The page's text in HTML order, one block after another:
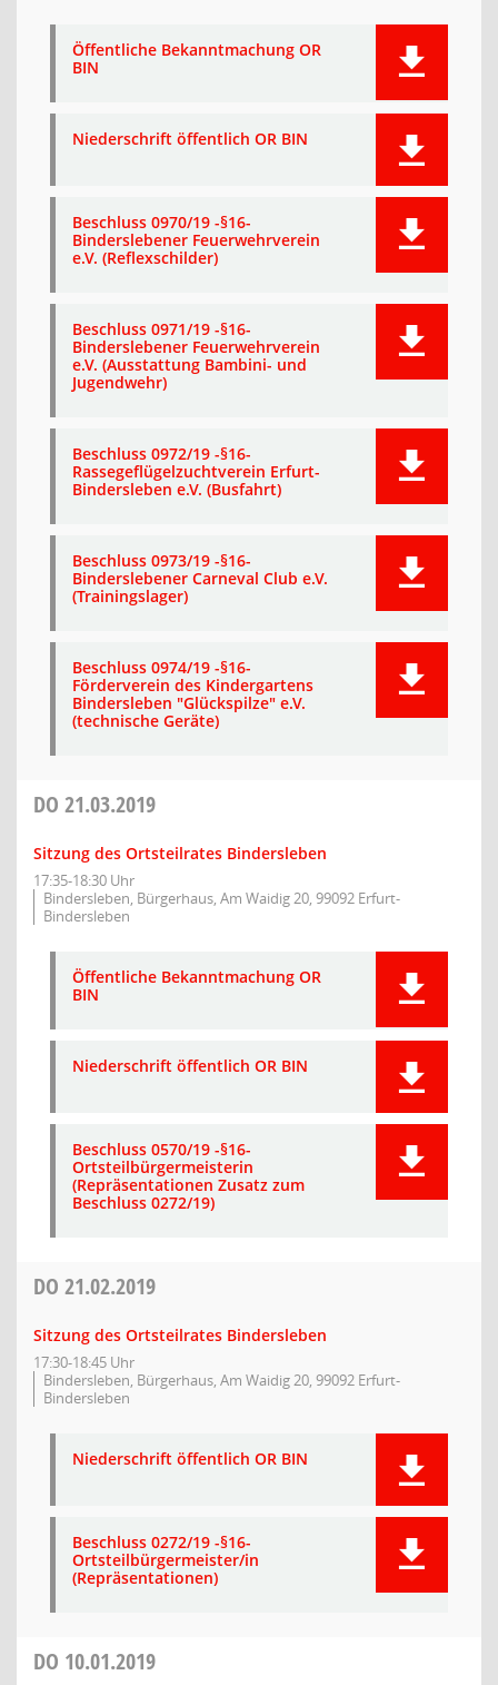
Öffentliche Bekanntmachung OR
BIN
Niederschrift öffentlich OR BIN
Beschluss 0970/19 -§16-
Binderslebener Feuerwehrverein
e.V. (Reflexschilder)
Beschluss 0971/19 -§16-
Binderslebener Feuerwehrverein
e.V. (Ausstattung Bambini- und
Jugendwehr)
Beschluss 0972/19 -§16-
Rassegeflügelzuchtverein Erfurt-
Bindersleben e.V. (Busfahrt)
Beschluss 0973/19 -§16-
Binderslebener Carneval Club e.V.
(Trainingslager)
Beschluss 0974/19 -§16-
Förderverein des Kindergartens
Bindersleben "Glückspilze" e.V.
(technische Geräte)
DO 21.03.2019
Sitzung des Ortsteilrates Bindersleben
17:35-18:30 Uhr
Bindersleben, Bürgerhaus, Am Waidig 20, 99092 Erfurt-
Bindersleben
Öffentliche Bekanntmachung OR
BIN
Niederschrift öffentlich OR BIN
Beschluss 0570/19 -§16-
Ortsteilbürgermeisterin
(Repräsentationen Zusatz zum
Beschluss 0272/19)
DO 21.02.2019
Sitzung des Ortsteilrates Bindersleben
17:30-18:45 Uhr
Bindersleben, Bürgerhaus, Am Waidig 20, 99092 Erfurt-
Bindersleben
Niederschrift öffentlich OR BIN
Beschluss 0272/19 -§16-
Ortsteilbürgermeister/in
(Repräsentationen)
DO 10.01.2019